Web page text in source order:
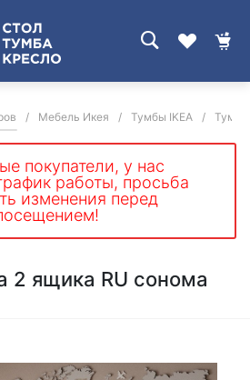
/ Мебель Икея / Тумбы IKEA / Тумбы
покупатели, у нас
работы, просьба
изменения перед
2 ящика RU сонома